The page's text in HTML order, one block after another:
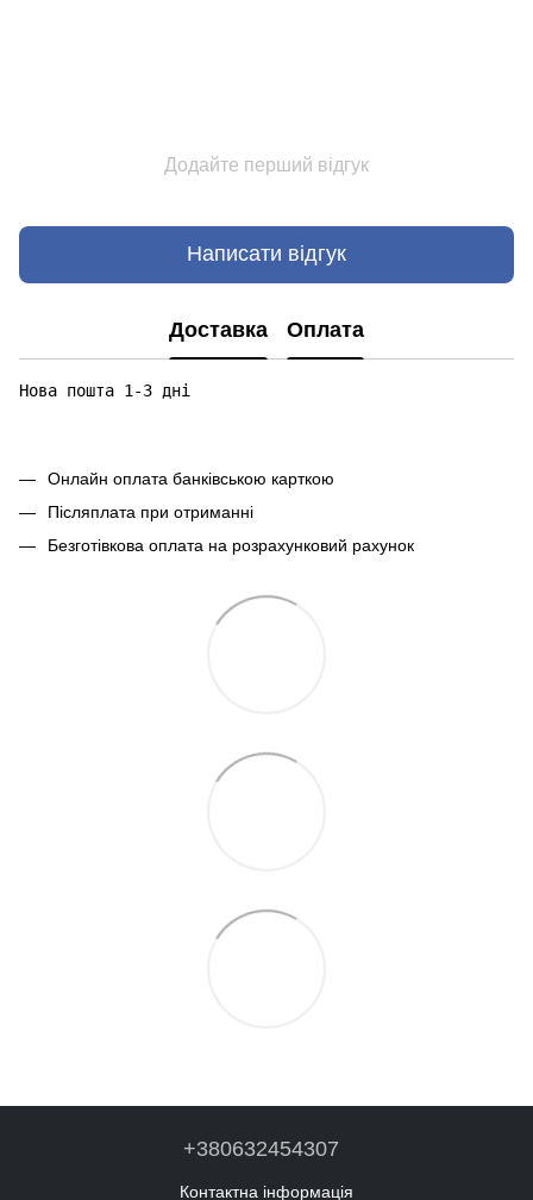
Додайте перший відгук
Написати відгук
Доставка Оплата
Нова пошта 1-3 дні
Онлайн оплата банківською карткою
Післяплата при отриманні
Безготівкова оплата на розрахунковий рахунок
+380632454307
Контактна інформація